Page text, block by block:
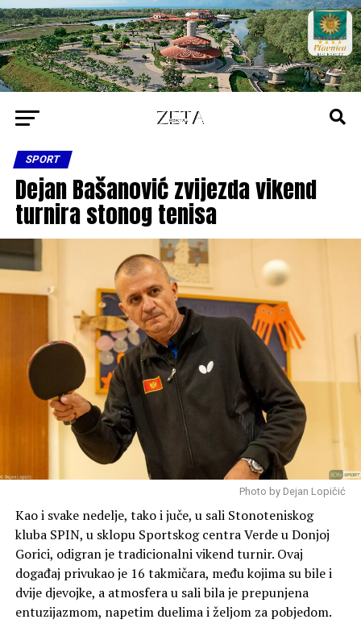
SPORT
Dejan Bašanović zvijezda vikend
turnira stonog tenisa
Photo by Dejan Lopičić
Kao i svake nedelje, tako i juče, u sali Stonoteniskog
kluba SPIN, u sklopu Sportskog centra Verde u Donjoj
Gorici, odigran je tradicionalni vikend turnir. Ovaj
događaj privukao je 16 takmičara, među kojima su bile i
dvije djevojke, a atmosfera u sali bila je prepunjena
entuzijazmom, napetim duelima i željom za pobjedom.